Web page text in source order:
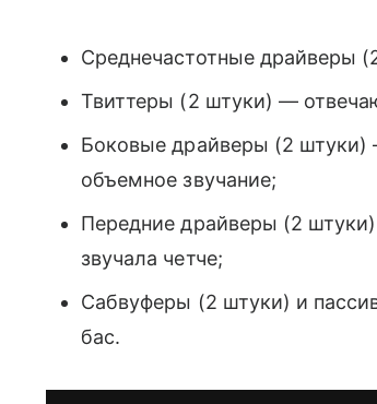
Среднечастотные драйверы
Твиттеры (2 штуки) —
Боковые драйверы (2 штуки)
объемное звучание;
Передние драйверы (2
звучала четче;
Сабвуферы (2 штуки) и
бас.